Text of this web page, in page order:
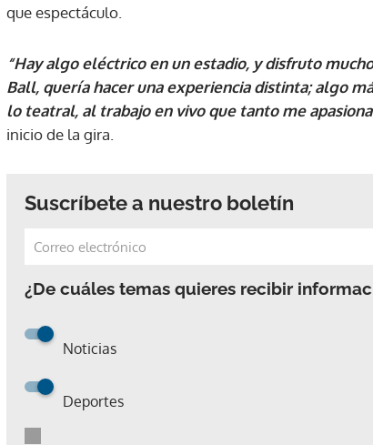
que espectáculo.
“Hay algo eléctrico en un estadio, y disfruto
Ball, quería hacer una experiencia distinta; algo
lo teatral, al trabajo en vivo que tanto me
inicio de la gira.
Suscríbete a nuestro boletín
¿De cuáles temas quieres recibir
Noticias
Deportes